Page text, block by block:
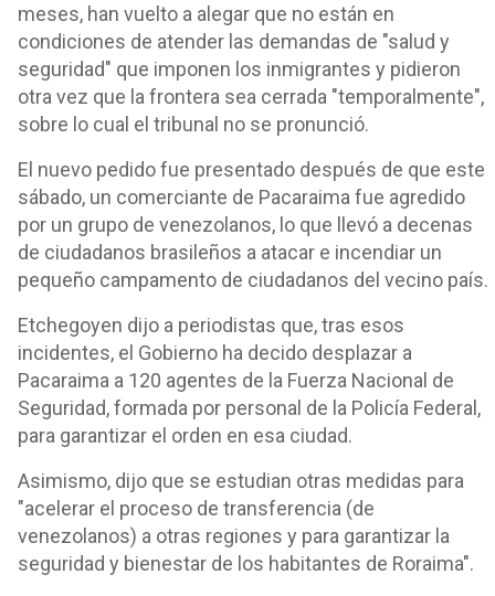
meses, han vuelto a alegar que no están en
condiciones de atender las demandas de "salud y
seguridad" que imponen los inmigrantes y pidieron
otra vez que la frontera sea cerrada "temporalmente",
sobre lo cual el tribunal no se pronunció.
El nuevo pedido fue presentado después de que este
sábado, un comerciante de Pacaraima fue agredido
por un grupo de venezolanos, lo que llevó a decenas
de ciudadanos brasileños a atacar e incendiar un
pequeño campamento de ciudadanos del vecino país.
Etchegoyen dijo a periodistas que, tras esos
incidentes, el Gobierno ha decido desplazar a
Pacaraima a 120 agentes de la Fuerza Nacional de
Seguridad, formada por personal de la Policía Federal,
para garantizar el orden en esa ciudad.
Asimismo, dijo que se estudian otras medidas para
"acelerar el proceso de transferencia (de
venezolanos) a otras regiones y para garantizar la
seguridad y bienestar de los habitantes de Roraima".